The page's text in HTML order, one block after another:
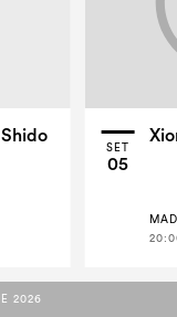
SET
05
2026
2026